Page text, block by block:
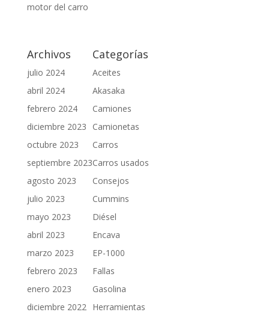
motor del carro
Archivos
julio 2024
abril 2024
febrero 2024
diciembre 2023
octubre 2023
septiembre 2023
agosto 2023
julio 2023
mayo 2023
abril 2023
marzo 2023
febrero 2023
enero 2023
diciembre 2022
Categorías
Aceites
Akasaka
Camiones
Camionetas
Carros
Carros usados
Consejos
Cummins
Diésel
Encava
EP-1000
Fallas
Gasolina
Herramientas